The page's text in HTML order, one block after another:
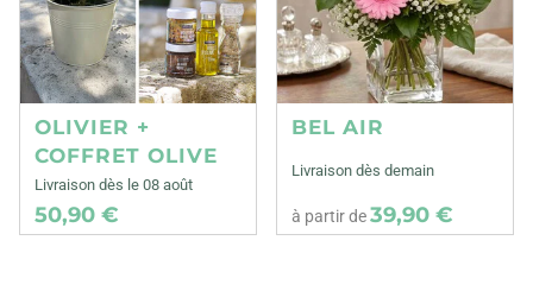
OLIVIER +
COFFRET OLIVE
Livraison dès le 08 août
50,90 €
BEL AIR
Livraison dès demain
à partir de39,90 €